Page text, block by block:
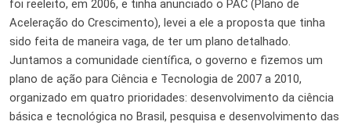
foi reeleito, em 2006, e tinha anunciado o PAC (Plano de
Aceleração do Crescimento), levei a ele a proposta que tinha
sido feita de maneira vaga, de ter um plano detalhado.
Juntamos a comunidade científica, o governo e fizemos um
plano de ação para Ciência e Tecnologia de 2007 a 2010,
organizado em quatro prioridades: desenvolvimento da ciência
básica e tecnológica no Brasil, pesquisa e desenvolvimento das